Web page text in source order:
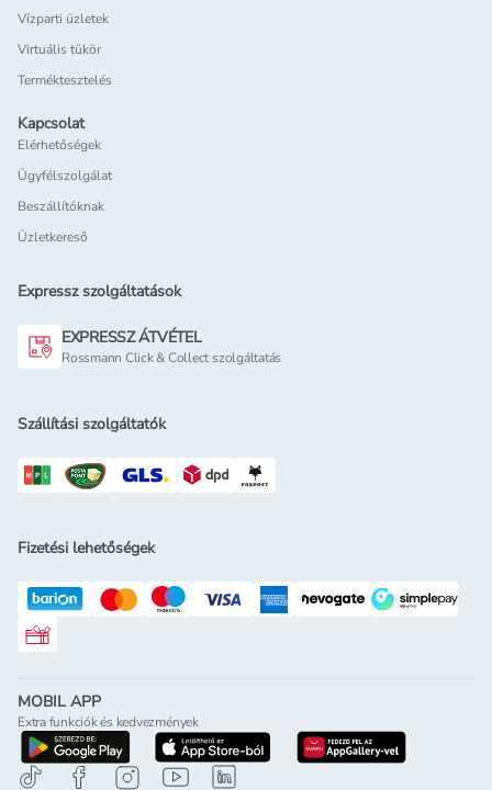
Vízparti üzletek
Virtuális tükör
Terméktesztelés
Kapcsolat
Elérhetőségek
Ügyfélszolgálat
Beszállítóknak
Üzletkereső
Expressz szolgáltatások
EXPRESSZ ÁTVÉTEL
Rossmann Click & Collect szolgáltatás
Szállítási szolgáltatók
Fizetési lehetőségek
Rossmann ajándékkártya
MOBIL APP
Extra funkciók és kedvezmények
letöltés a google-play-rölletöltés az app-store-ból
letöltés